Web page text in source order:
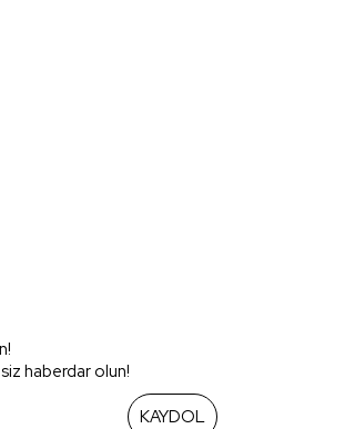
haberdar olun!
KAYDOL